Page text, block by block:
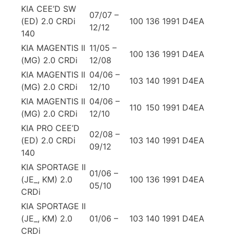
KIA CEE’D SW
(ED) 2.0 CRDi
140
07/07 –
12/12
100 136 1991 D4EA
KIA MAGENTIS II
(MG) 2.0 CRDi
11/05 –
12/08
100 136 1991 D4EA
KIA MAGENTIS II
(MG) 2.0 CRDi
04/06 –
12/10
103 140 1991 D4EA
KIA MAGENTIS II
(MG) 2.0 CRDi
04/06 –
12/10
110 150 1991 D4EA
KIA PRO CEE’D
(ED) 2.0 CRDi
140
02/08 –
09/12
103 140 1991 D4EA
KIA SPORTAGE II
(JE_, KM) 2.0
CRDi
01/06 –
05/10
100 136 1991 D4EA
KIA SPORTAGE II
(JE_, KM) 2.0
CRDi
01/06 – 103 140 1991 D4EA